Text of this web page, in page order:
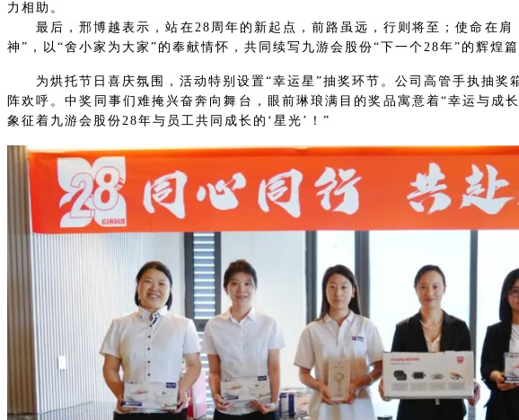
力相助。
最后，邢博越表示，站在28周年的新起点，前路虽远，行则将至；使命在
神”，以“舍小家为大家”的奉献情怀，共同 续写九游会股份“下一个28年”的辉煌
为烘托节日喜庆氛围，活动特别设置“幸运星”抽奖环节。公司高管手执抽奖
阵欢呼。中奖同事们难掩兴奋奔向舞台，眼前琳琅满目的奖品寓意着“幸运与成
象征着九游会股份28年与员工共同成长的‘星光’！”